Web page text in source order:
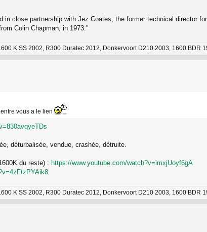
close partnership with Jez Coates, the former technical director
Colin Chapman, in 1973."
K SS 2002, R300 Duratec 2012, Donkervoort D210 2003, 1600 BDR
vous a le lien
déturbalisée, vendue, crashée, détruite.
du reste) : https://www.youtube.com/watch?v=imxjUoyf6gA
K SS 2002, R300 Duratec 2012, Donkervoort D210 2003, 1600 BDR